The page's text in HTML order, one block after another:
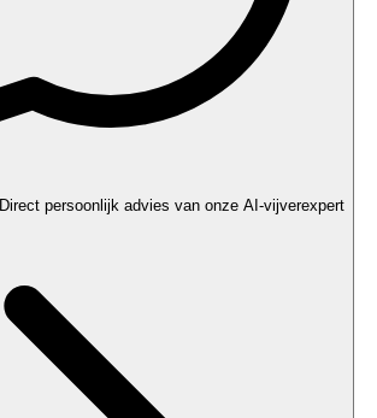
Direct persoonlijk advies van onze AI-vijverexpert